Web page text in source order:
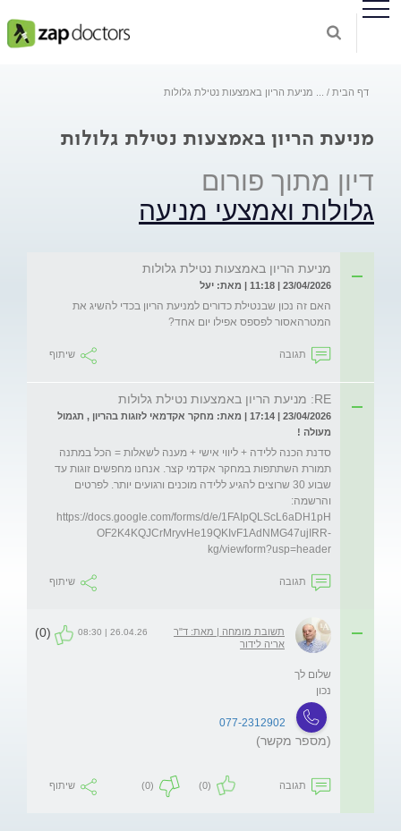
דף הבית מניעת הריון באמצעות נטילת גלולות
מניעת הריון באמצעות נטילת גלולות
דיון מתוך פורום
גלולות ואמצעי מניעה
מניעת הריון באמצעות נטילת גלולות
23/04/2026 | 11:18 | מאת: יעל
האם זה נכון שבנטילת כדורים למניעת הריון בכדי להשיג את
המטרהאסור לפספס אפילו יום אחד?
תגובה שיתוף
RE: מניעת הריון באמצעות נטילת גלולות
23/04/2026 | 17:14 | מאת: מחקר אקדמאי לזוגות בהריון , תגמול
מעולה !
סדנת הכנה ללידה + ליווי אישי + מענה לשאלות = הכל במתנה
תמורת השתתפות במחקר אקדמי קצר. אנחנו מחפשים זוגות עד
שבוע 30 שרוצים להגיע ללידה מוכנים ורגועים יותר. לפרטים
והרשמה:
https://docs.google.com/forms/d/e/1FAIpQLScL6aDH1pH
OF2K4KQJCrMryvHe19QKIvF1AdNMG47ujIRR-
kg/viewform?usp=header
תגובה שיתוף
תשובת מומחה | מאת: ד"ר
אריה לידור
26.04.26 | 08:30
(0)
נכון
077-2312902
(מספר מקשר)
תגובה (0)
(0) שיתוף